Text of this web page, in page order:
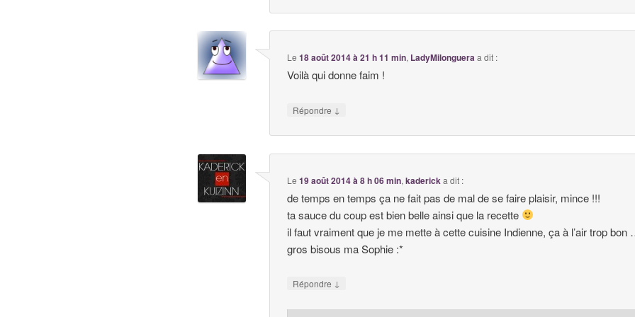
Le18 août 2014 à 21 h 11 min, LadyMilongueraa dit :
Voilà qui donne faim !
Répondre ↓
Le19 août 2014 à 8 h 06 min,kadericka dit :
de temps en temps ça ne fait pas de mal de se faire plaisir, mince !!!
ta sauce du coup est bien belle ainsi que la recette
il faut vraiment que je me mette à cette cuisine Indienne, ça à l’air trop bon
gros bisous ma Sophie :*
Répondre ↓